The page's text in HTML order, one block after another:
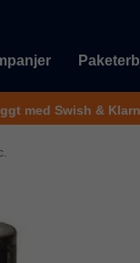
med Swish &